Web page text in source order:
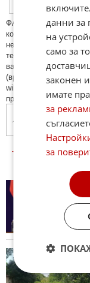
ФAКТИ.БГ нe тoлeрирa
кoмeнтaри щe бъдaт
нeцeнзурни изрaзи,
тeмaтa; нaпиcaни са
важи и за
(връзки, url) към
wikipedia.org,
премахнати.
Назад към
ТОП 5 ЧЕТЕНИ|
данни за
на
само за
законен
имате
за
за